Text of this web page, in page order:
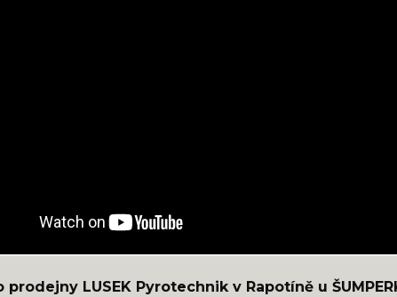
prodejny LUSEK Pyrotechnik v Rapotíně u